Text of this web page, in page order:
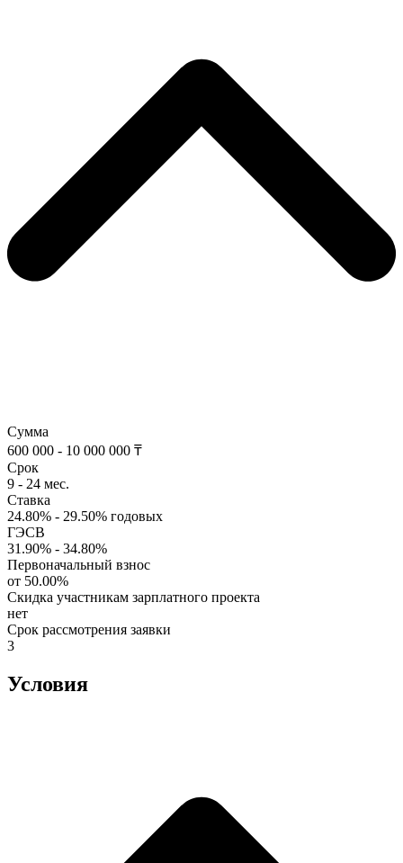
Сумма
600 000 - 10 000 000 ₸
Срок
9 - 24 мес.
Ставка
24.80% - 29.50% годовых
ГЭСВ
31.90% - 34.80%
Первоначальный взнос
от 50.00%
Скидка участникам зарплатного проекта
нет
Срок рассмотрения заявки
3
Условия